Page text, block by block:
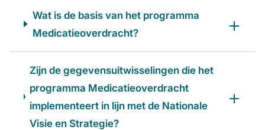
Wat is de basis van het programma
Medicatieoverdracht?
Zijn de gegevensuitwisselingen die het
programma Medicatieoverdracht
implementeert in lijn met de Nationale
Visie en Strategie?